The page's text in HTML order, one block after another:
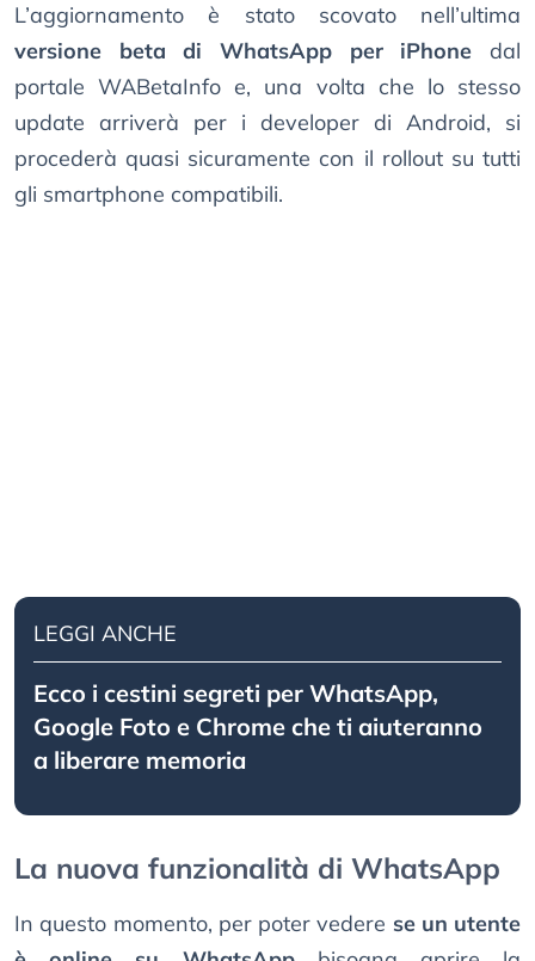
L’aggiornamento è stato scovato nell’ultima
versione beta di WhatsApp per iPhone dal
portale WABetaInfo e, una volta che lo stesso
update arriverà per i developer di Android, si
procederà quasi sicuramente con il rollout su tutti
gli smartphone compatibili.
LEGGI ANCHE
Ecco i cestini segreti per WhatsApp,
Google Foto e Chrome che ti aiuteranno
a liberare memoria
La nuova funzionalità di WhatsApp
In questo momento, per poter vedere se un utente